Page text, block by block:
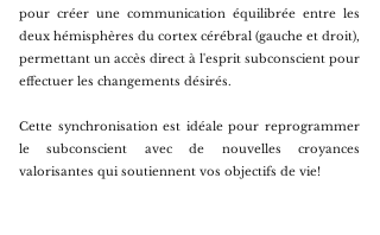
pour créer une communication équilibrée entre les
deux hémisphères du cortex cérébral (gauche et droit),
permettant un accès direct à l'esprit subconscient pour
effectuer les changements désirés.
Cette synchronisation est idéale pour reprogrammer
le subconscient
avec de nouvelles croyances
valorisantes qui soutiennent vos objectifs de vie!